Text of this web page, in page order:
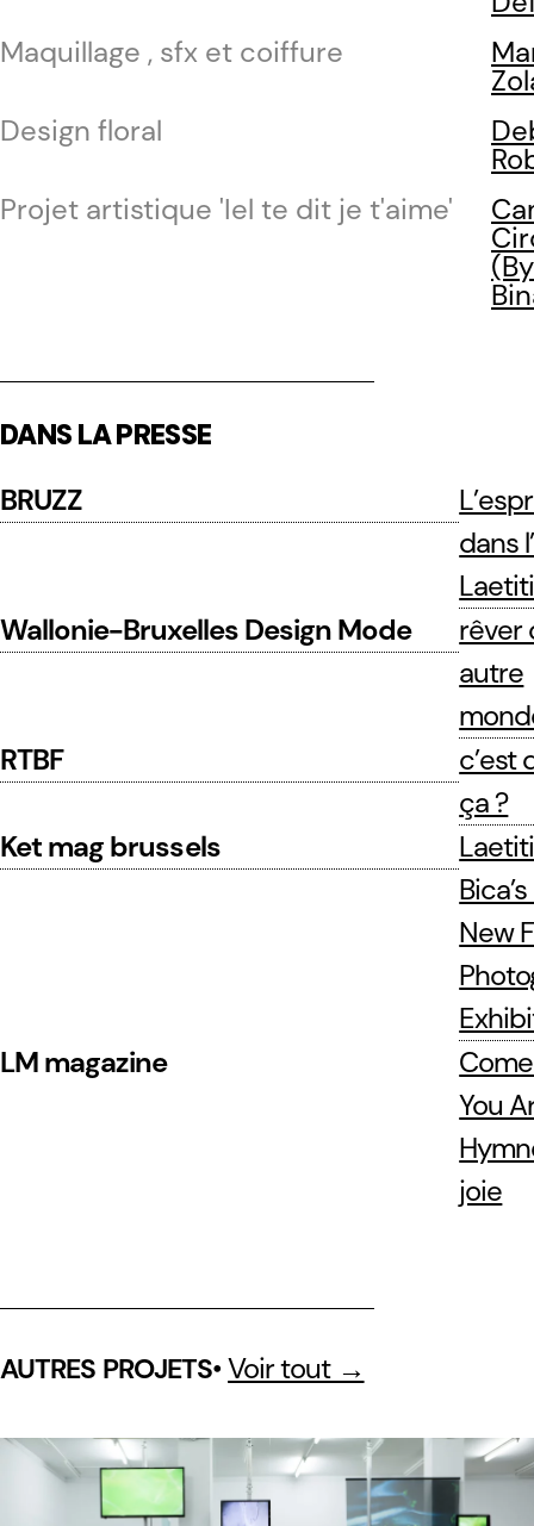
Maquillage , sfx et coiffure
Design floral
Projet artistique 'Iel te dit je t'aime'
DANS LA PRESSE
BRUZZ
dans
Wallonie-Bruxelles Design Mode
rêver
autre
RTBF
c’est
ça ?
Ket mag brussels
New
LM magazine
You
joie
AUTRES PROJETS•Voir tout →